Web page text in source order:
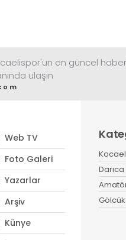
en güncel
ulaşın
Web TV
Foto Galeri
Yazarlar
Arşiv
Künye
Darıca